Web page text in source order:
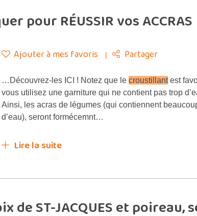
pour RÉUSSIR vos ACCRAS
Ajouter à mes favoris Partager
…Découvrez-les ICI ! Notez que le croustillantest
vous utilisez une garniture qui ne contient pas trop
Ainsi, les acras de légumes (qui contiennent
d’eau), seront formécemnt…
Lire la suite
de ST-JACQUES et poireau,